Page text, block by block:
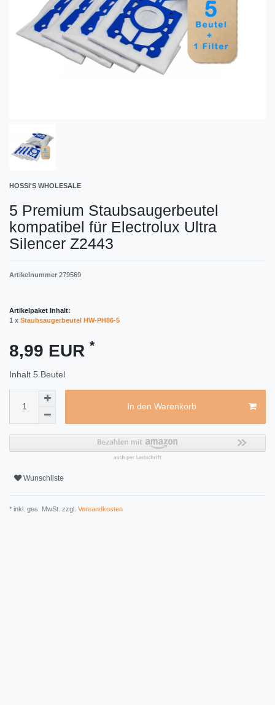
HOSSI'S WHOLESALE
5 Premium Staubsaugerbeutel
kompatibel für Electrolux Ultra
Silencer Z2443
Artikelnummer 279569
Artikelpaket Inhalt:
1 x Staubsaugerbeutel HW-PH86-5
8,99 EUR *
Inhalt 5 Beutel
In den Warenkorb
Wunschliste
* inkl. ges. MwSt. zzgl. Versandkosten